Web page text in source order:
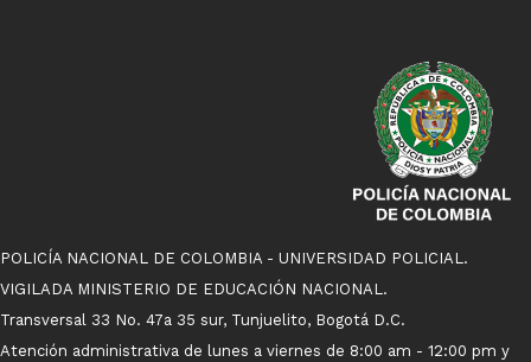
POLICÍA NACIONAL DE COLOMBIA - UNIVERSIDAD POLICIAL.
VIGILADA MINISTERIO DE EDUCACIÓN NACIONAL.
Transversal 33 No. 47a 35 sur, Tunjuelito, Bogotá D.C.
Atención administrativa de lunes a viernes de 8:00 am - 12:00 pm y